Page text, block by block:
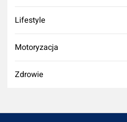
Lifestyle
Motoryzacja
Zdrowie